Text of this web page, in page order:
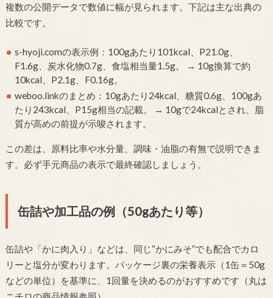
複数の公開データで数値に幅が見られます。下記は主な出典の
比較です。
s-hyoji.comの表示例：100gあたり101kcal、P21.0g、
F1.6g、炭水化物0.7g、食塩相当量1.5g。 → 10g換算で約
10kcal、P2.1g、F0.16g。
weboo.linkのまとめ：10gあたり24kcal、糖質0.6g、100gあ
たり243kcal、P15g相当の記載。 → 10gで24kcalとされ、脂
質が高めの前提が示唆されます。
この差は、原料比率や水分量、調味・油脂の有無で説明できま
す。必ず手元商品の表示で最終確認しましょう。
缶詰や加工品の例（50gあたり等）
缶詰や「かに肉入り」などは、同じ“かにみそ”でも配合でカロ
リーと塩分が変わります。パッケージ裏の栄養表示（1缶＝50g
などの単位）を基準に、1回量を決めるのがおすすめです（丸は